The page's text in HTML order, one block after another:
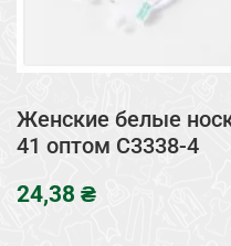
Женские белые
41 оптом C3338-4
₴